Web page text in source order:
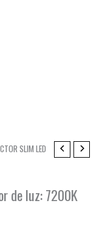
SLIM LED
de luz: 7200K